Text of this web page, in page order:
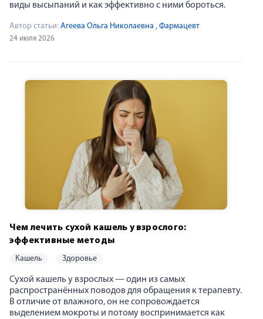
виды высыпаний и как эффективно с ними бороться.
Автор статьи: Агеева Ольга Николаевна , Фармацевт
24 июля 2026
Чем лечить сухой кашель у взрослого:
эффективные методы
кашель здоровье
Сухой кашель у взрослых — один из самых
распространённых поводов для обращения к терапевту.
В отличие от влажного, он не сопровождается
выделением мокроты и потому воспринимается как